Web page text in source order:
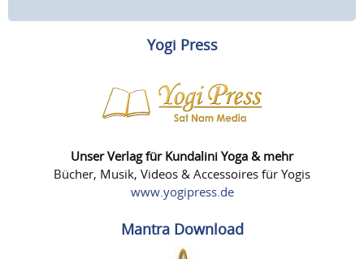
Yogi Press
Unser Verlag für Kundalini Yoga & mehr
Bücher, Musik, Videos & Accessoires für Yogis
www.yogipress.de
Mantra Download